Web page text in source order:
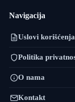
Navigacija
Uslovi korišćenja
Politika
O nama
Kontakt